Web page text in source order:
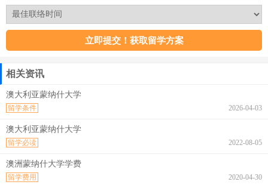
相关资讯
澳大利亚蒙纳什大学
2026-04-03
留学条件
澳大利亚蒙纳什大学
2022-08-05
留学必读
澳洲蒙纳什大学学费
2020-04-30
留学费用